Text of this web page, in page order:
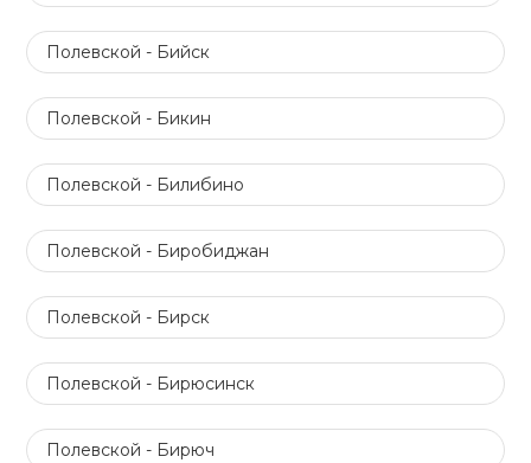
Полевской - Бийск
Полевской - Бикин
Полевской - Билибино
Полевской - Биробиджан
Полевской - Бирск
Полевской - Бирюсинск
Полевской - Бирюч